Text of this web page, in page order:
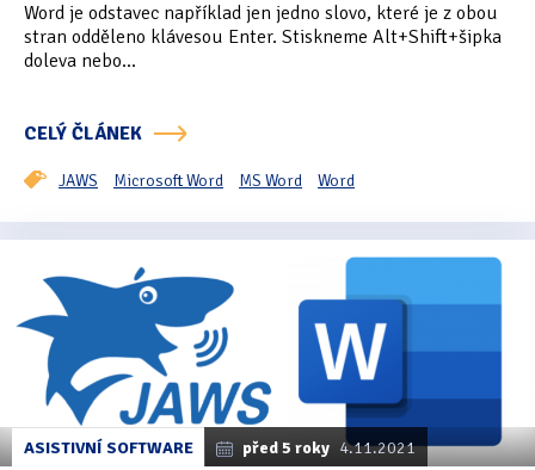
Word je odstavec například jen jedno slovo, které je z obou
stran odděleno klávesou Enter. Stiskneme Alt+Shift+šipka
doleva nebo...
CELÝ ČLÁNEK
JAWS Microsoft Word MS Word Word
ASISTIVNÍ SOFTWARE před 5 roky 4.11.2021